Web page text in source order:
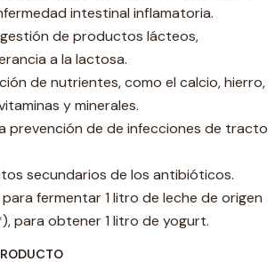
intestinal inflamatoria.
de productos lácteos,
a la lactosa.
de nutrientes, como el calcio, hierro,
y minerales.
prevención de de infecciones de tracto
secundarios de los antibióticos.
fermentar 1 litro de leche de origen
para obtener 1 litro de yogurt.